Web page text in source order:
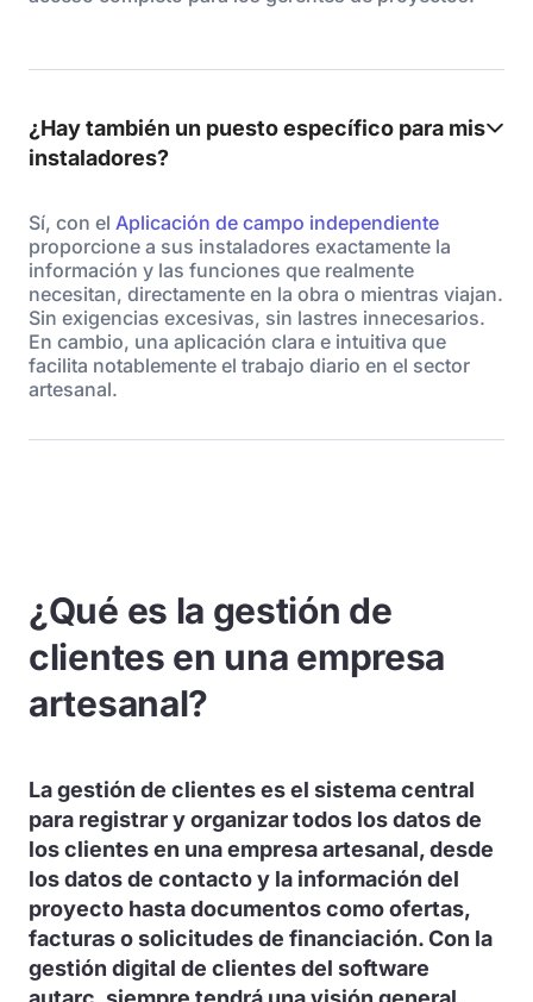
¿Hay también un puesto específico para mis
instaladores?
Sí, con el Aplicación de campo independiente
proporcione a sus instaladores exactamente la
información y las funciones que realmente
necesitan, directamente en la obra o mientras viajan.
Sin exigencias excesivas, sin lastres innecesarios.
En cambio, una aplicación clara e intuitiva que
facilita notablemente el trabajo diario en el sector
artesanal.
¿Qué es la gestión de
clientes en una empresa
artesanal?
La gestión de clientes es el sistema central
para registrar y organizar todos los datos de
los clientes en una empresa artesanal, desde
los datos de contacto y la información del
proyecto hasta documentos como ofertas,
facturas o solicitudes de financiación. Con la
gestión digital de clientes del software